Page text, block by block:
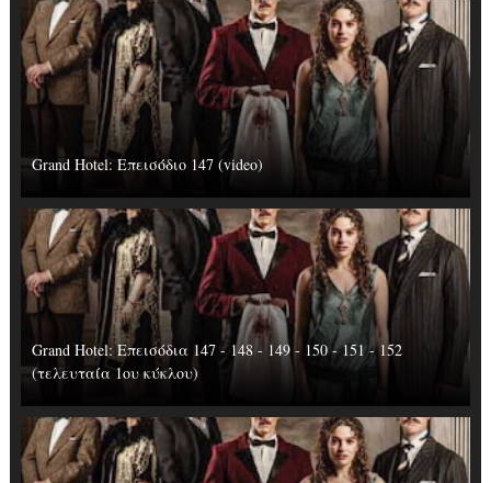
Grand Hotel: Επεισόδιο 147 (video)
Grand Hotel: Επεισόδια 147 - 148 - 149 - 150 - 151 - 152
(τελευταία 1ου κύκλου)